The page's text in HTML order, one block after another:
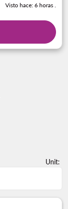
Visto hace: 6 horas .
Unit: